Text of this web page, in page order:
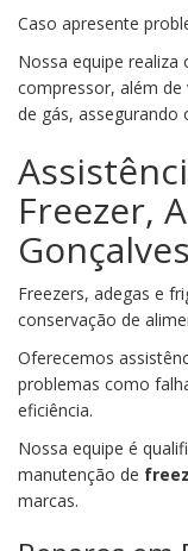
Caso apresente
Nossa equipe
compressor, além de
de gás,
Freezer,
Freezers, adegas e
conservação de
Oferecemos
problemas como
eficiência.
Nossa equipe é
manutenção de
marcas.